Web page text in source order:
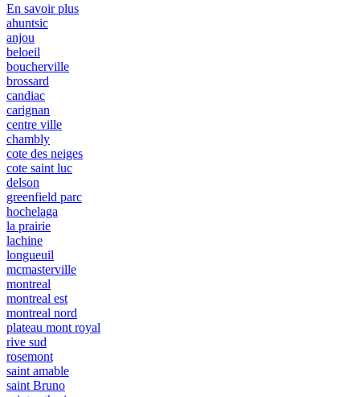
En savoir plus
ahuntsic
anjou
beloeil
boucherville
brossard
candiac
carignan
centre ville
chambly
cote des neiges
cote saint luc
delson
greenfield parc
hochelaga
la prairie
lachine
longueuil
mcmasterville
montreal
montreal est
montreal nord
plateau mont royal
rive sud
rosemont
saint amable
saint Bruno